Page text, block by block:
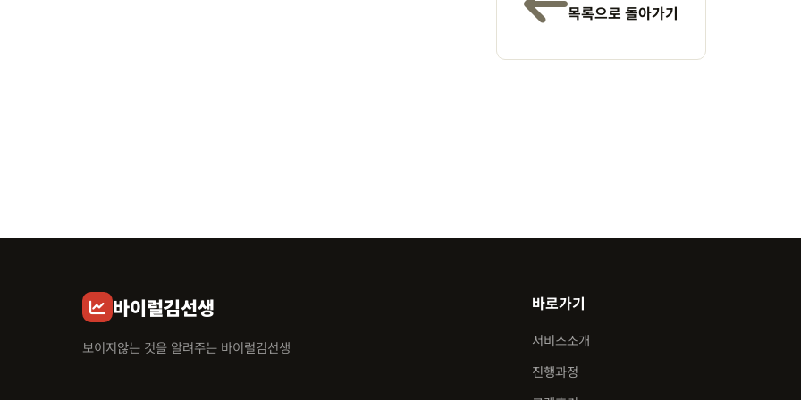
목록으로 돌아가기
바이럴김선생
보이지않는 것을 알려주는 바이럴김선생
바로가기
서비스소개
진행과정